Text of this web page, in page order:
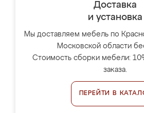
Доставка
и установка
Мы доставляем мебель по
Московской области
Стоимость сборки мебели:
заказа.
ПЕРЕЙТИ В